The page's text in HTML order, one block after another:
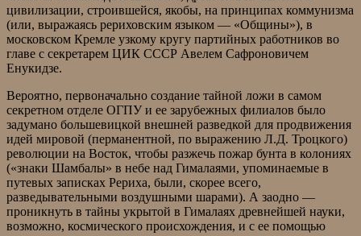
цивилизации, строившейся, якобы, на принципах коммунизма
(или, выражаясь рериховским языком — «Общины»), в
московском Кремле узкому кругу партийных работников во
главе с секретарем ЦИК СССР Авелем Сафроновичем
Енукидзе.
Вероятно, первоначально создание тайной ложи в самом
секретном отделе ОГПУ и ее зарубежных филиалов было
задумано большевицкой внешней разведкой для продвижения
идей мировой (перманентной, по выражению Л.Д. Троцкого)
революции на Восток, чтобы разжечь пожар бунта в колониях
(«знаки Шамбалы» в небе над Гималаями, упоминаемые в
путевых записках Рериха, были, скорее всего,
разведывательными воздушными шарами). А заодно —
проникнуть в тайны укрытой в Гималаях древнейшей науки,
возможно, космического происхождения, и с ее помощью